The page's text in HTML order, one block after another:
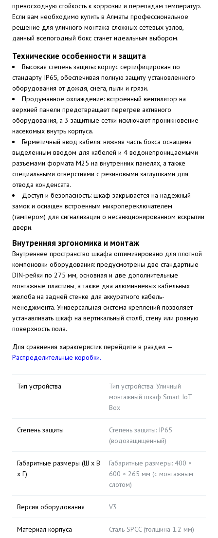
превосходную стойкость к коррозии и перепадам температур.
Если вам необходимо купить в Алматы профессиональное
решение для уличного монтажа сложных сетевых узлов,
данный всепогодный бокс станет идеальным выбором.
Технические особенности и защита
Высокая степень защиты: корпус сертифицирован по
стандарту IP65, обеспечивая полную защиту установленного
оборудования от дождя, снега, пыли и грязи.
Продуманное охлаждение: встроенный вентилятор на
верхней панели предотвращает перегрев активного
оборудования, а 3 защитные сетки исключают проникновение
насекомых внутрь корпуса.
Герметичный ввод кабеля: нижняя часть бокса оснащена
выделенным вводом для кабелей и 4 водонепроницаемыми
разъемами формата M25 на внутренних панелях, а также
специальными отверстиями с резиновыми заглушками для
отвода конденсата.
Доступ и безопасность: шкаф закрывается на надежный
замок и оснащен встроенным микропереключателем
(тампером) для сигнализации о несанкционированном вскрытии
двери.
Внутренняя эргономика и монтаж
Внутреннее пространство шкафа оптимизировано для плотной
компоновки оборудования: предусмотрены две стандартные
DIN-рейки по 275 мм, основная и две дополнительные
монтажные пластины, а также два алюминиевых кабельных
желоба на задней стенке для аккуратного кабель-
менеджмента. Универсальная система креплений позволяет
устанавливать шкаф на вертикальный столб, стену или ровную
поверхность пола.
Для сравнения характеристик перейдите в раздел —
Распределительные коробки.
Тип устройства
Тип устройства: Уличный
монтажный шкаф Smart IoT
Box
Степень защиты
Степень защиты: IP65
(водозащищенный)
Габаритные размеры (Ш х В
х Г)
Габаритные размеры: 400 ×
600 × 265 мм (с монтажным
слотом)
Версия оборудования V3
Материал корпуса Сталь SPCC (толщина 1.2 мм)